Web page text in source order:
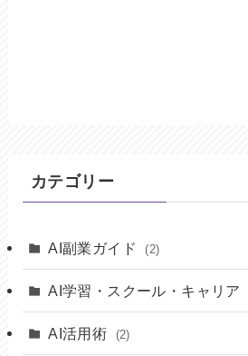
カテゴリー
AI副業ガイド (2)
AI学習・スクール・キャリア
AI活用術 (2)